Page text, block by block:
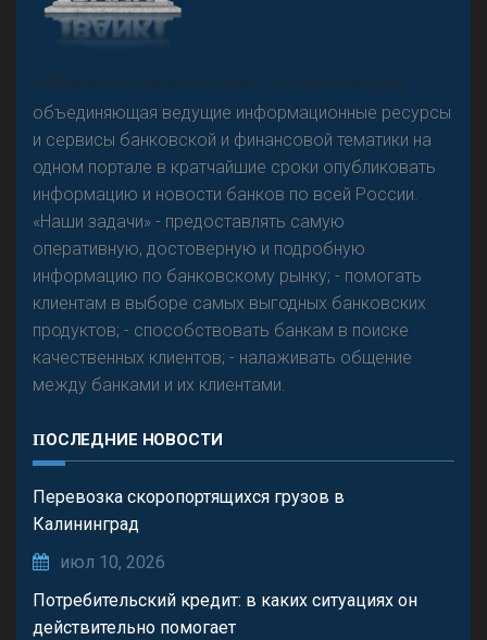
«Н
овости Банков России» – группа компаний,
объединяющая ведущие информационные ресурсы
и сервисы банковской и финансовой тематики на
одном портале в кратчайшие сроки опубликовать
информацию и новости банков по всей России.
«Наши задачи» - предоставлять самую
оперативную, достоверную и подробную
информацию по банковскому рынку; - помогать
клиентам в выборе самых выгодных банковских
продуктов; - способствовать банкам в поиске
качественных клиентов; - налаживать общение
между банками и их клиентами.
ПОСЛЕДНИЕ НОВОСТИ
Перевозка скоропортящихся грузов в
Калининград
июл 10, 2026
Потребительский кредит: в каких ситуациях он
действительно помогает